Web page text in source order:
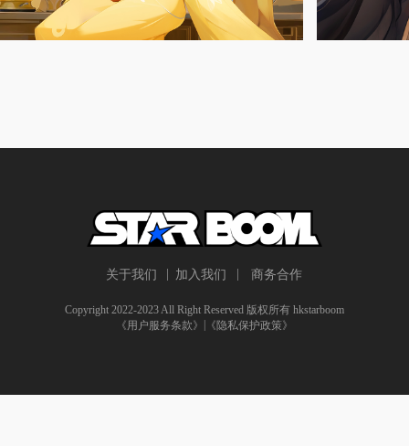
关于我们 加入我们 商务合作
Copyright 2022-2023 All Right Reserved 版权所有 hkstarboom
《用户服务条款》 | 《隐私保护政策》